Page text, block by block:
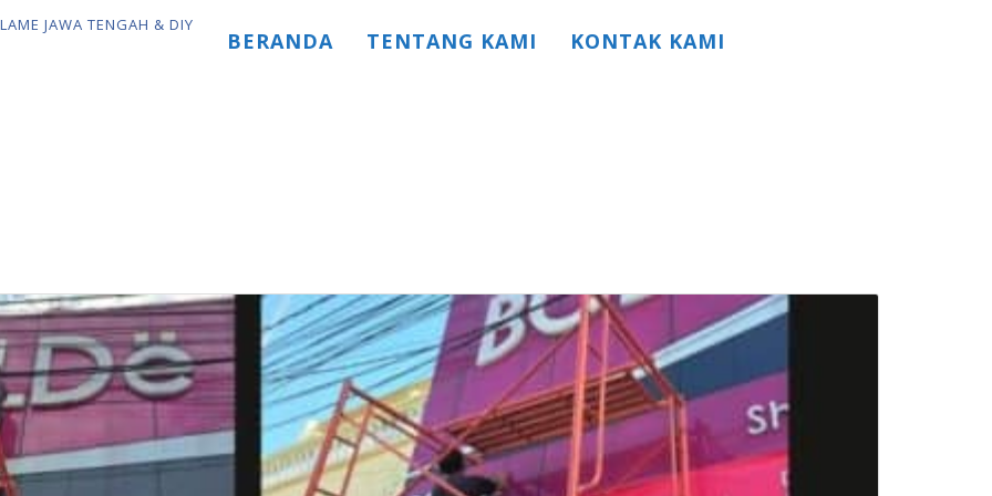
BERANDA TENTANG KAMI KONTAK KAMI